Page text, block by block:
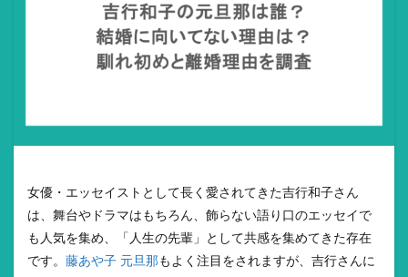
女優・エッセイストとして長く愛されてきた吉行和子さん
は、舞台やドラマはもちろん、飾らない語り口のエッセイで
も人気を集め、「人生の先輩」として共感を集めてきた存在
です。 藤あや子 元旦那 もよく注目をされますが、吉行さんに